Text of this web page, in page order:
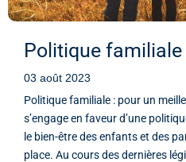
Politique familiale
03 août 2023
Politique familiale : pour un
s’engage en faveur d’une
le bien-être des enfants et des
place. Au cours des dernières